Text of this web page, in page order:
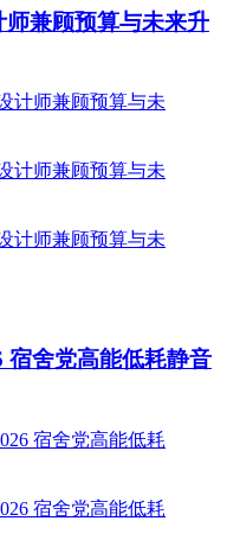
兼顾预算与未来升
宿舍党高能低耗静音